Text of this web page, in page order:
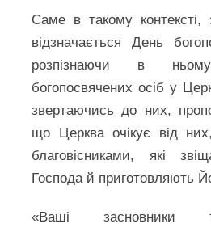
Саме в такому
відзначається День
розпізнаючи в
богопосвячених осіб у
звертаючись до них,
що Церква очікує від
благовісниками, які
Господа й приготовляють
«Ваші засновники